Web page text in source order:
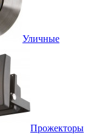
Уличные
Прожекторы